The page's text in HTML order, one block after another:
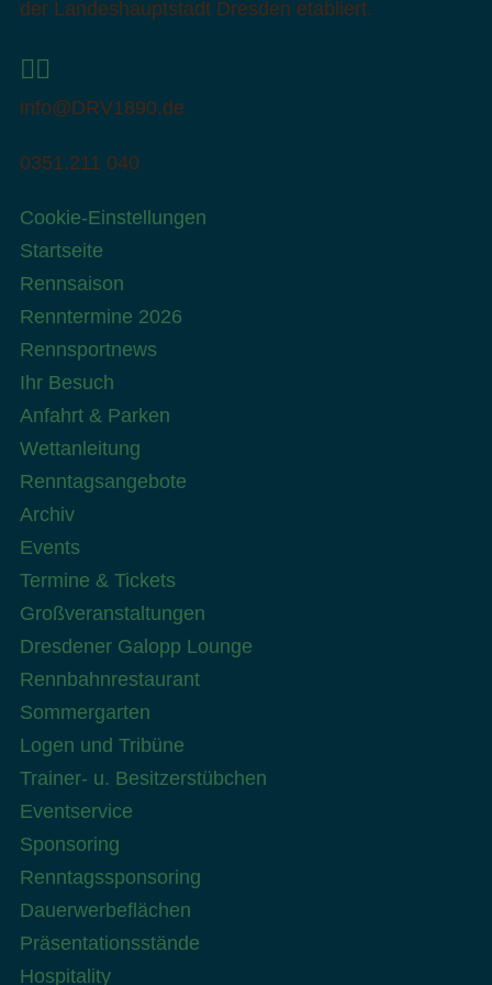
der Landeshauptstadt Dresden etabliert.
info@DRV1890.de
0351.211 040
Cookie-Einstellungen
Startseite
Rennsaison
Renntermine 2026
Rennsportnews
Ihr Besuch
Anfahrt & Parken
Wettanleitung
Renntagsangebote
Archiv
Events
Termine & Tickets
Großveranstaltungen
Dresdener Galopp Lounge
Rennbahnrestaurant
Sommergarten
Logen und Tribüne
Trainer- u. Besitzerstübchen
Eventservice
Sponsoring
Renntagssponsoring
Dauerwerbeflächen
Präsentationsstände
Hospitality